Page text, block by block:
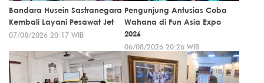
Bandara Husein Sastranegara
Kembali Layani Pesawat Jet
07/08/2026 20:17 WIB
Pengunjung Antusias Coba
Wahana di Fun Asia Expo
2026
06/08/2026 20:26 WIB